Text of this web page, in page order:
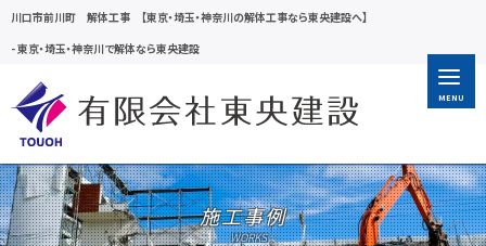
川口市前川町 解体工事 【東京・埼玉・神奈川の解体工事なら東央建設へ】
-東京・埼玉・神奈川で解体なら東央建設
MENU
施工事例